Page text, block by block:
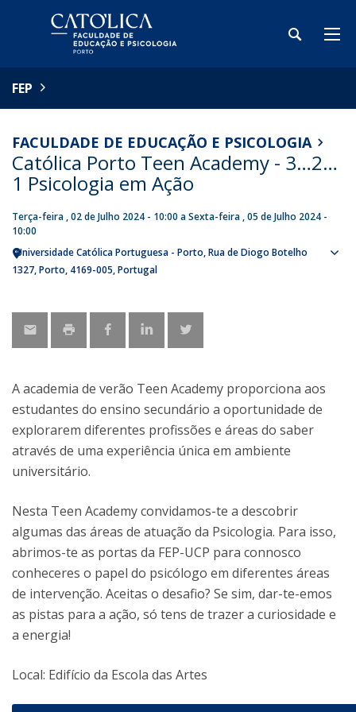
FEP
FACULDADE DE EDUCAÇÃO E PSICOLOGIA
Católica Porto Teen Academy - 3…2…
1 Psicologia em Ação
Terça-feira , 02 de Julho 2024 - 10:00 aSexta-feira , 05 de Julho 2024 -
10:00
Universidade Católica Portuguesa - Porto Rua de Diogo Botelho
1327 Porto 4169-005 Portugal
A academia de verão Teen Academy proporciona aos
estudantes do ensino secundário a oportunidade de
explorarem diferentes profissões e áreas do saber
através de uma experiência única em ambiente
universitário.
Nesta Teen Academy convidamos-te a descobrir
algumas das áreas de atuação da Psicologia. Para isso,
abrimos-te as portas da FEP-UCP para connosco
conheceres o papel do psicólogo em diferentes áreas
de intervenção. Aceitas o desafio? Se sim, dar-te-emos
as pistas para a ação, só tens de trazer a curiosidade e
a energia!
Local: Edifício da Escola das Artes